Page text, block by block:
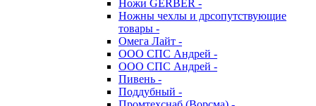
Ножи GERBER -
Ножны чехлы и дрсопутствующие
товары -
Омега Лайт -
ООО СПС Андрей -
ООО СПС Андрей -
Пивень -
Поддубный -